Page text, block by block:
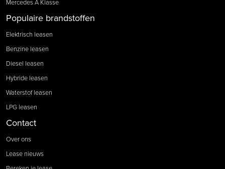
Populaire brandstoffen
Elektrisch leasen
Benzine leasen
Diesel leasen
Hybride leasen
Waterstof leasen
LPG leasen
Contact
Over ons
Lease nieuws